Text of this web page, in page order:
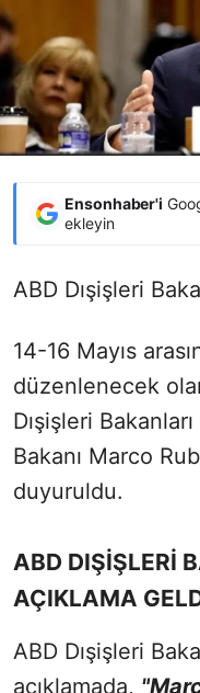
Ensonhaber'i
ekleyin
ABD Dışişleri
14-16 Mayıs
düzenlenecek
Dışişleri
Bakanı Marco
duyuruldu.
ABD DIŞİŞLERİ
AÇIKLAMA
ABD Dışişleri
açıklamada,